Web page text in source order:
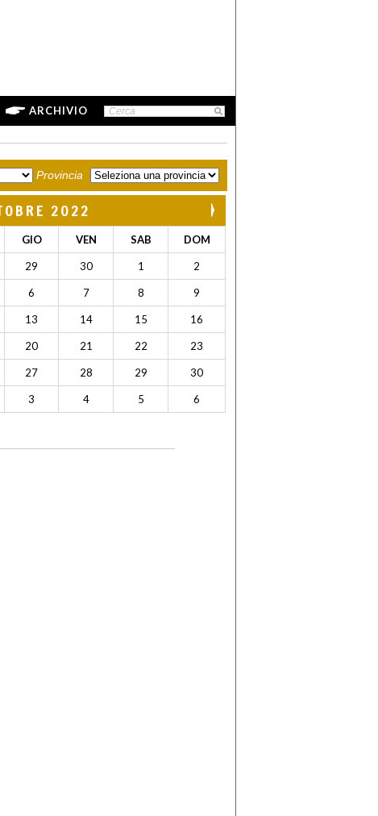
ARCHIVIO
Provincia
2022
GIO VEN SAB DOM
29 30 1 2
6 7 8 9
13 14 15 16
20 21 22 23
27 28 29 30
3 4 5 6